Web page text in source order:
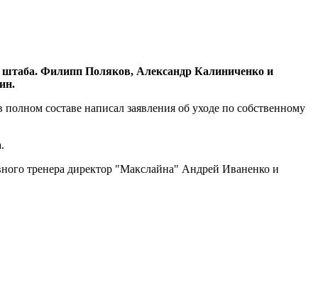
штаба. Филипп Поляков, Александр Калиниченко и
составе написал заявления об уходе по собственному
тренера директор "Макслайна" Андрей Иваненко и